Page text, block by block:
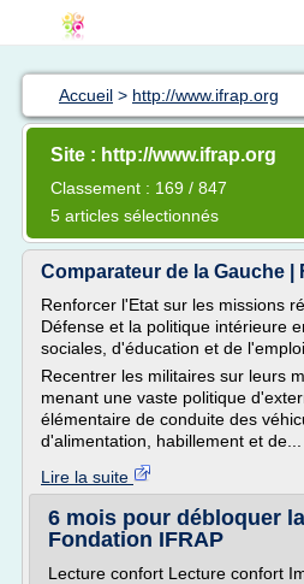
Accueil > http://www.ifrap.org
Site : http://www.ifrap.org
Classement : 169 / 847
5 articles sélectionnés
Comparateur de la Gauche |
Renforcer l'Etat sur les missions
Défense et la politique intérieure
sociales, d'éducation et de
Recentrer les militaires sur leurs
menant une vaste politique
élémentaire de conduite des
d'alimentation, habillement et de...
Lire la suite
6 mois pour débloquer la
Fondation IFRAP
Lecture confort Lecture confort